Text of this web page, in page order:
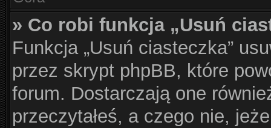
» Co robi funkcja „Usuń
Funkcja „Usuń ciasteczka”
przez skrypt phpBB, które
forum. Dostarczają one
przeczytałeś, a czego nie,